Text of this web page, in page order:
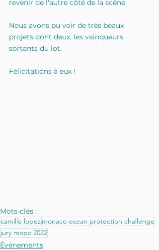
revenir de l'autre côté de la scène.
Nous avons pu voir de très beaux
projets dont deux, les vainqueurs
sortants du lot.
Félicitations à eux !
Mots-clés :
camille lopezmonaco ocean protection challenge
jury mopc 2022
Événements